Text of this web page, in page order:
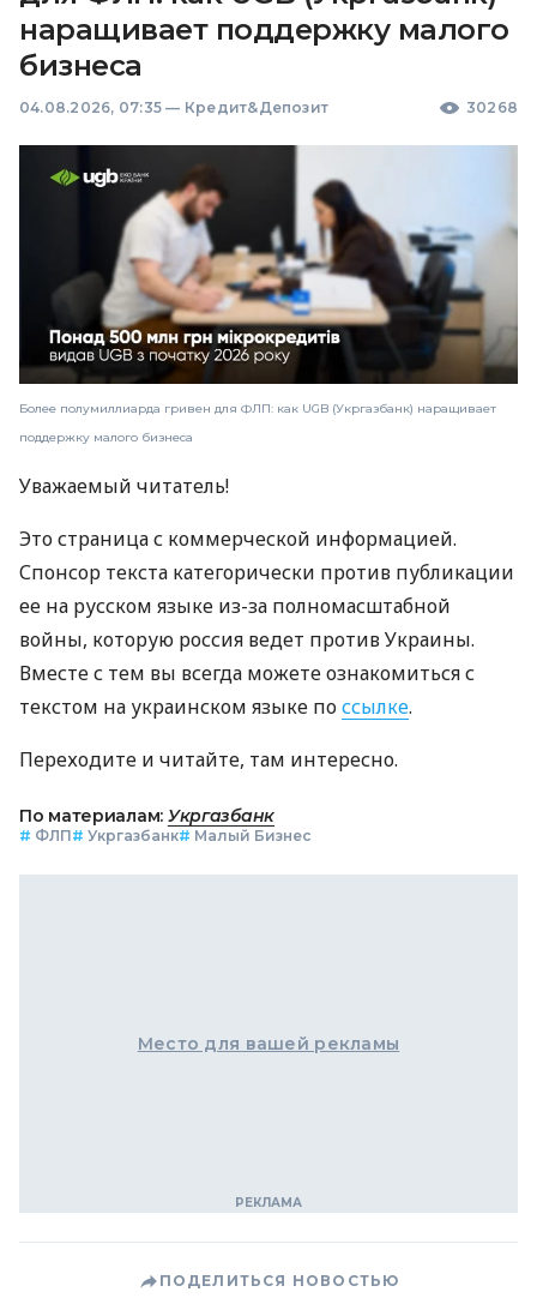
наращивает поддержку малого
бизнеса
04.08.2026, 07:35 — Кредит&Депозит 30268
Более полумиллиарда гривен для ФЛП: как UGB (Укргазбанк) наращивает
поддержку малого бизнеса
Уважаемый читатель!
Это страница с коммерческой информацией.
Спонсор текста категорически против публикации
ее на русском языке из-за полномасштабной
войны, которую россия ведет против Украины.
Вместе с тем вы всегда можете ознакомиться с
текстом на украинском языке поссылке.
Переходите и читайте, там интересно.
По материалам: Укргазбанк
# ФЛП# Укргазбанк# Малый Бизнес
Место для вашей рекламы
ПОДЕЛИТЬСЯ НОВОСТЬЮ